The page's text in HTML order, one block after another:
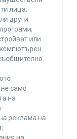
лица;
други
или
само
на
реклама на